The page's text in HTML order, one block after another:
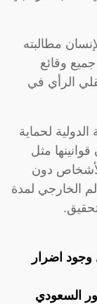
مطالبته
وقائع
الرأي في
لحماية
مثل
دون
الخارجي لمدة
اضرار
السعودي